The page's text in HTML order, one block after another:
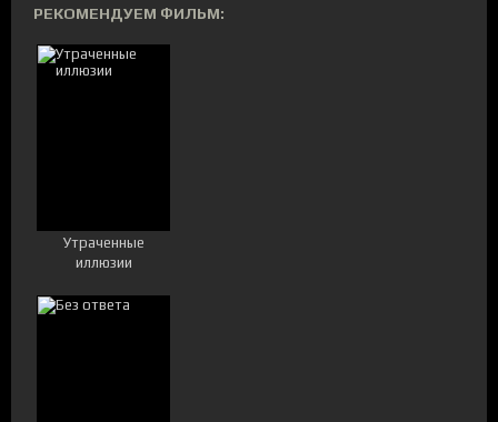
РЕКОМЕНДУЕМ ФИЛЬМ:
Утраченные
иллюзии